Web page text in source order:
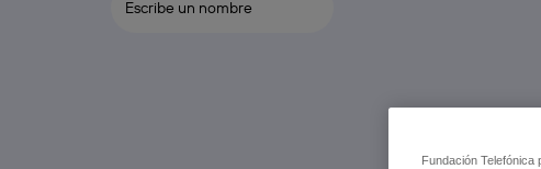
Fundación Telefónica